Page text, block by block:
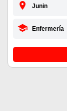
Junin
Enfermería